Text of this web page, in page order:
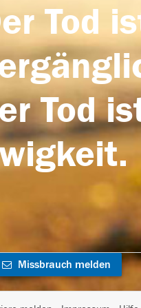
Tod
Tod
Missbrauch melden